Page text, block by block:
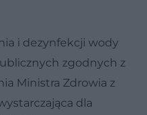
i dezynfekcji wody
zgodnych z
Ministra Zdrowia z
dla